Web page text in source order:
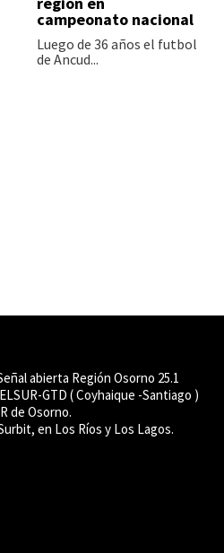
campeonato nacional
Luego de 36 años el futbol
de Ancud...
abierta Región Osorno 25.1
GTD ( Coyhaique -Santiago )
de Osorno.
en Los Ríos y Los Lagos.